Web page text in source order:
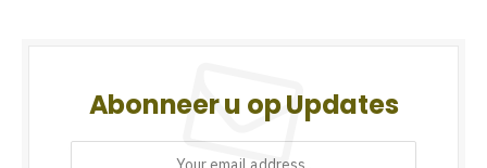
Abonneer u op Updates